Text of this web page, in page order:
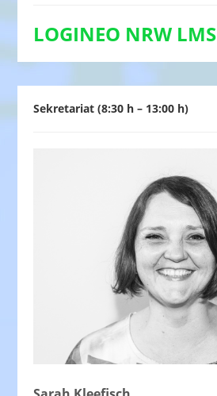
LOGINEO NRW LMS
Sekretariat (8:30 h – 13:00 h)